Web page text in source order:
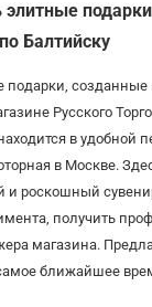
Балтийску
созданные
Русского
в удобной
в Москве.
и роскошный
получить
магазина.
ближайшее